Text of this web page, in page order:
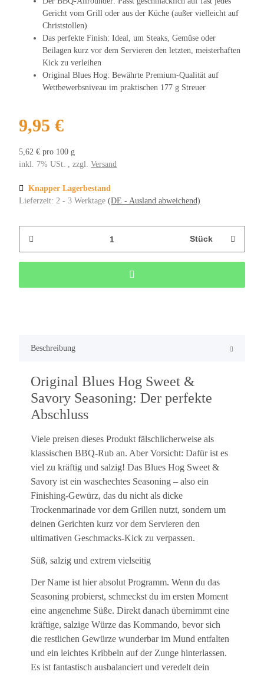
Gericht vom Grill oder aus der Küche (außer vielleicht auf
Christstollen)
Das perfekte Finish: Ideal, um Steaks, Gemüse oder
Beilagen kurz vor dem Servieren den letzten, meisterhaften
Kick zu verleihen
Original Blues Hog: Bewährte Premium-Qualität auf
Wettbewerbsniveau im praktischen 177 g Streuer
9,95 €
5,62 € pro 100 g
inkl. 7% USt. , zzgl. Versand
Knapper Lagerbestand
Lieferzeit: 2 - 3 Werktage (DE - Ausland abweichend)
Stück
Beschreibung
Original Blues Hog Sweet &
Savory Seasoning: Der perfekte
Abschluss
Viele preisen dieses Produkt fälschlicherweise als
klassischen BBQ-Rub an. Aber Vorsicht: Dafür ist es
viel zu kräftig und salzig! Das Blues Hog Sweet &
Savory ist ein waschechtes Seasoning – also ein
Finishing-Gewürz, das du nicht als dicke
Trockenmarinade vor dem Grillen nutzt, sondern um
deinen Gerichten kurz vor dem Servieren den
ultimativen Geschmacks-Kick zu verpassen.
Süß, salzig und extrem vielseitig
Der Name ist hier absolut Programm. Wenn du das
Seasoning probierst, schmeckst du im ersten Moment
eine angenehme Süße. Direkt danach übernimmt eine
kräftige, salzige Würze das Kommando, bevor sich
die restlichen Gewürze wunderbar im Mund entfalten
und ein leichtes Kribbeln auf der Zunge hinterlassen.
Es ist fantastisch ausbalanciert und veredelt dein